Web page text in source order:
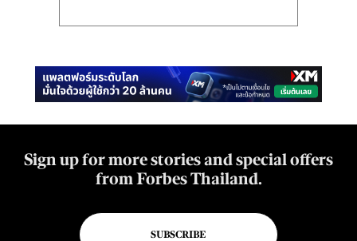
Sign up for more stories and special offers
from Forbes Thailand.
SUBSCRIBE